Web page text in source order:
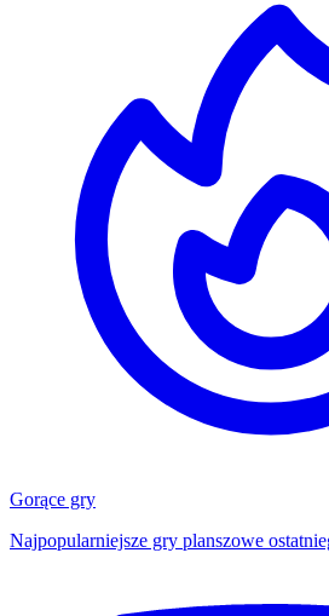
Gorące gry
Najpopularniejsze gry planszowe